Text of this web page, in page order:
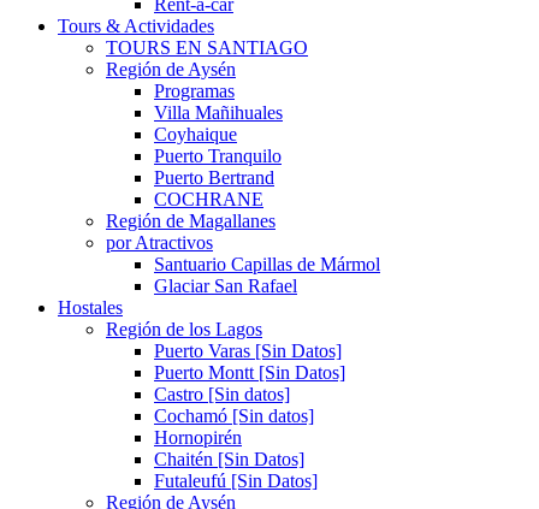
Rent-a-car
Tours & Actividades
TOURS EN SANTIAGO
Región de Aysén
Programas
Villa Mañihuales
Coyhaique
Puerto Tranquilo
Puerto Bertrand
COCHRANE
Región de Magallanes
por Atractivos
Santuario Capillas de Mármol
Glaciar San Rafael
Hostales
Región de los Lagos
Puerto Varas [Sin Datos]
Puerto Montt [Sin Datos]
Castro [Sin datos]
Cochamó [Sin datos]
Hornopirén
Chaitén [Sin Datos]
Futaleufú [Sin Datos]
Región de Aysén